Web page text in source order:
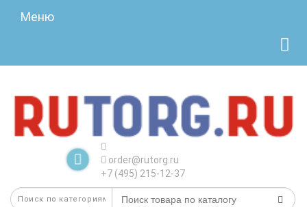
Меню
order@rutorg.ru
+7 (495) 215-12-37